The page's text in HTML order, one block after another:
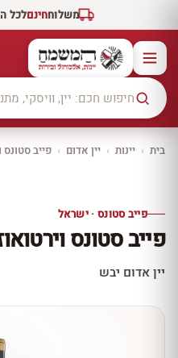
משלוחחינםלכל
בית › יינות › יין אדום › פייב סטונס
10% הנחה
עכשיו ב-10% הנחה
פייב סטונס · ישראל
פייב סטונס
יין אדום יבש